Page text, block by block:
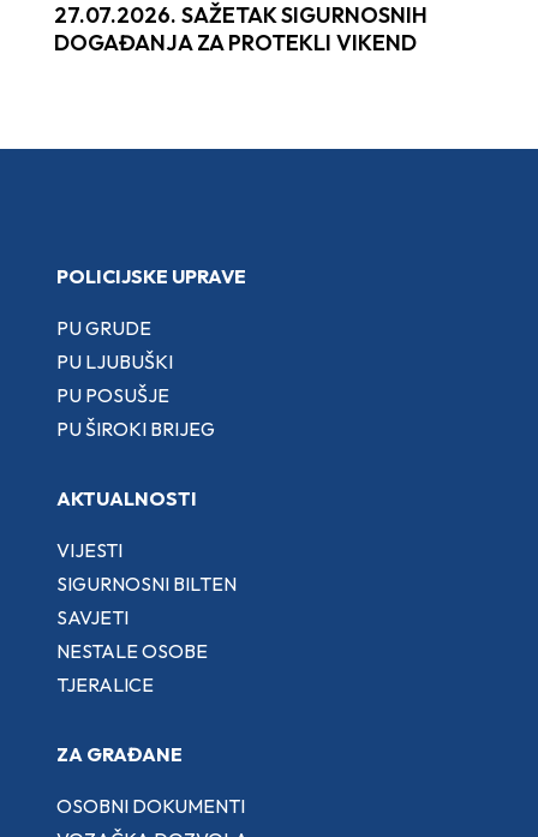
27.07.2026. SAŽETAK SIGURNOSNIH
DOGAĐANJA ZA PROTEKLI VIKEND
POLICIJSKE UPRAVE
PU GRUDE
PU LJUBUŠKI
PU POSUŠJE
PU ŠIROKI BRIJEG
AKTUALNOSTI
VIJESTI
SIGURNOSNI BILTEN
SAVJETI
NESTALE OSOBE
TJERALICE
ZA GRAĐANE
OSOBNI DOKUMENTI